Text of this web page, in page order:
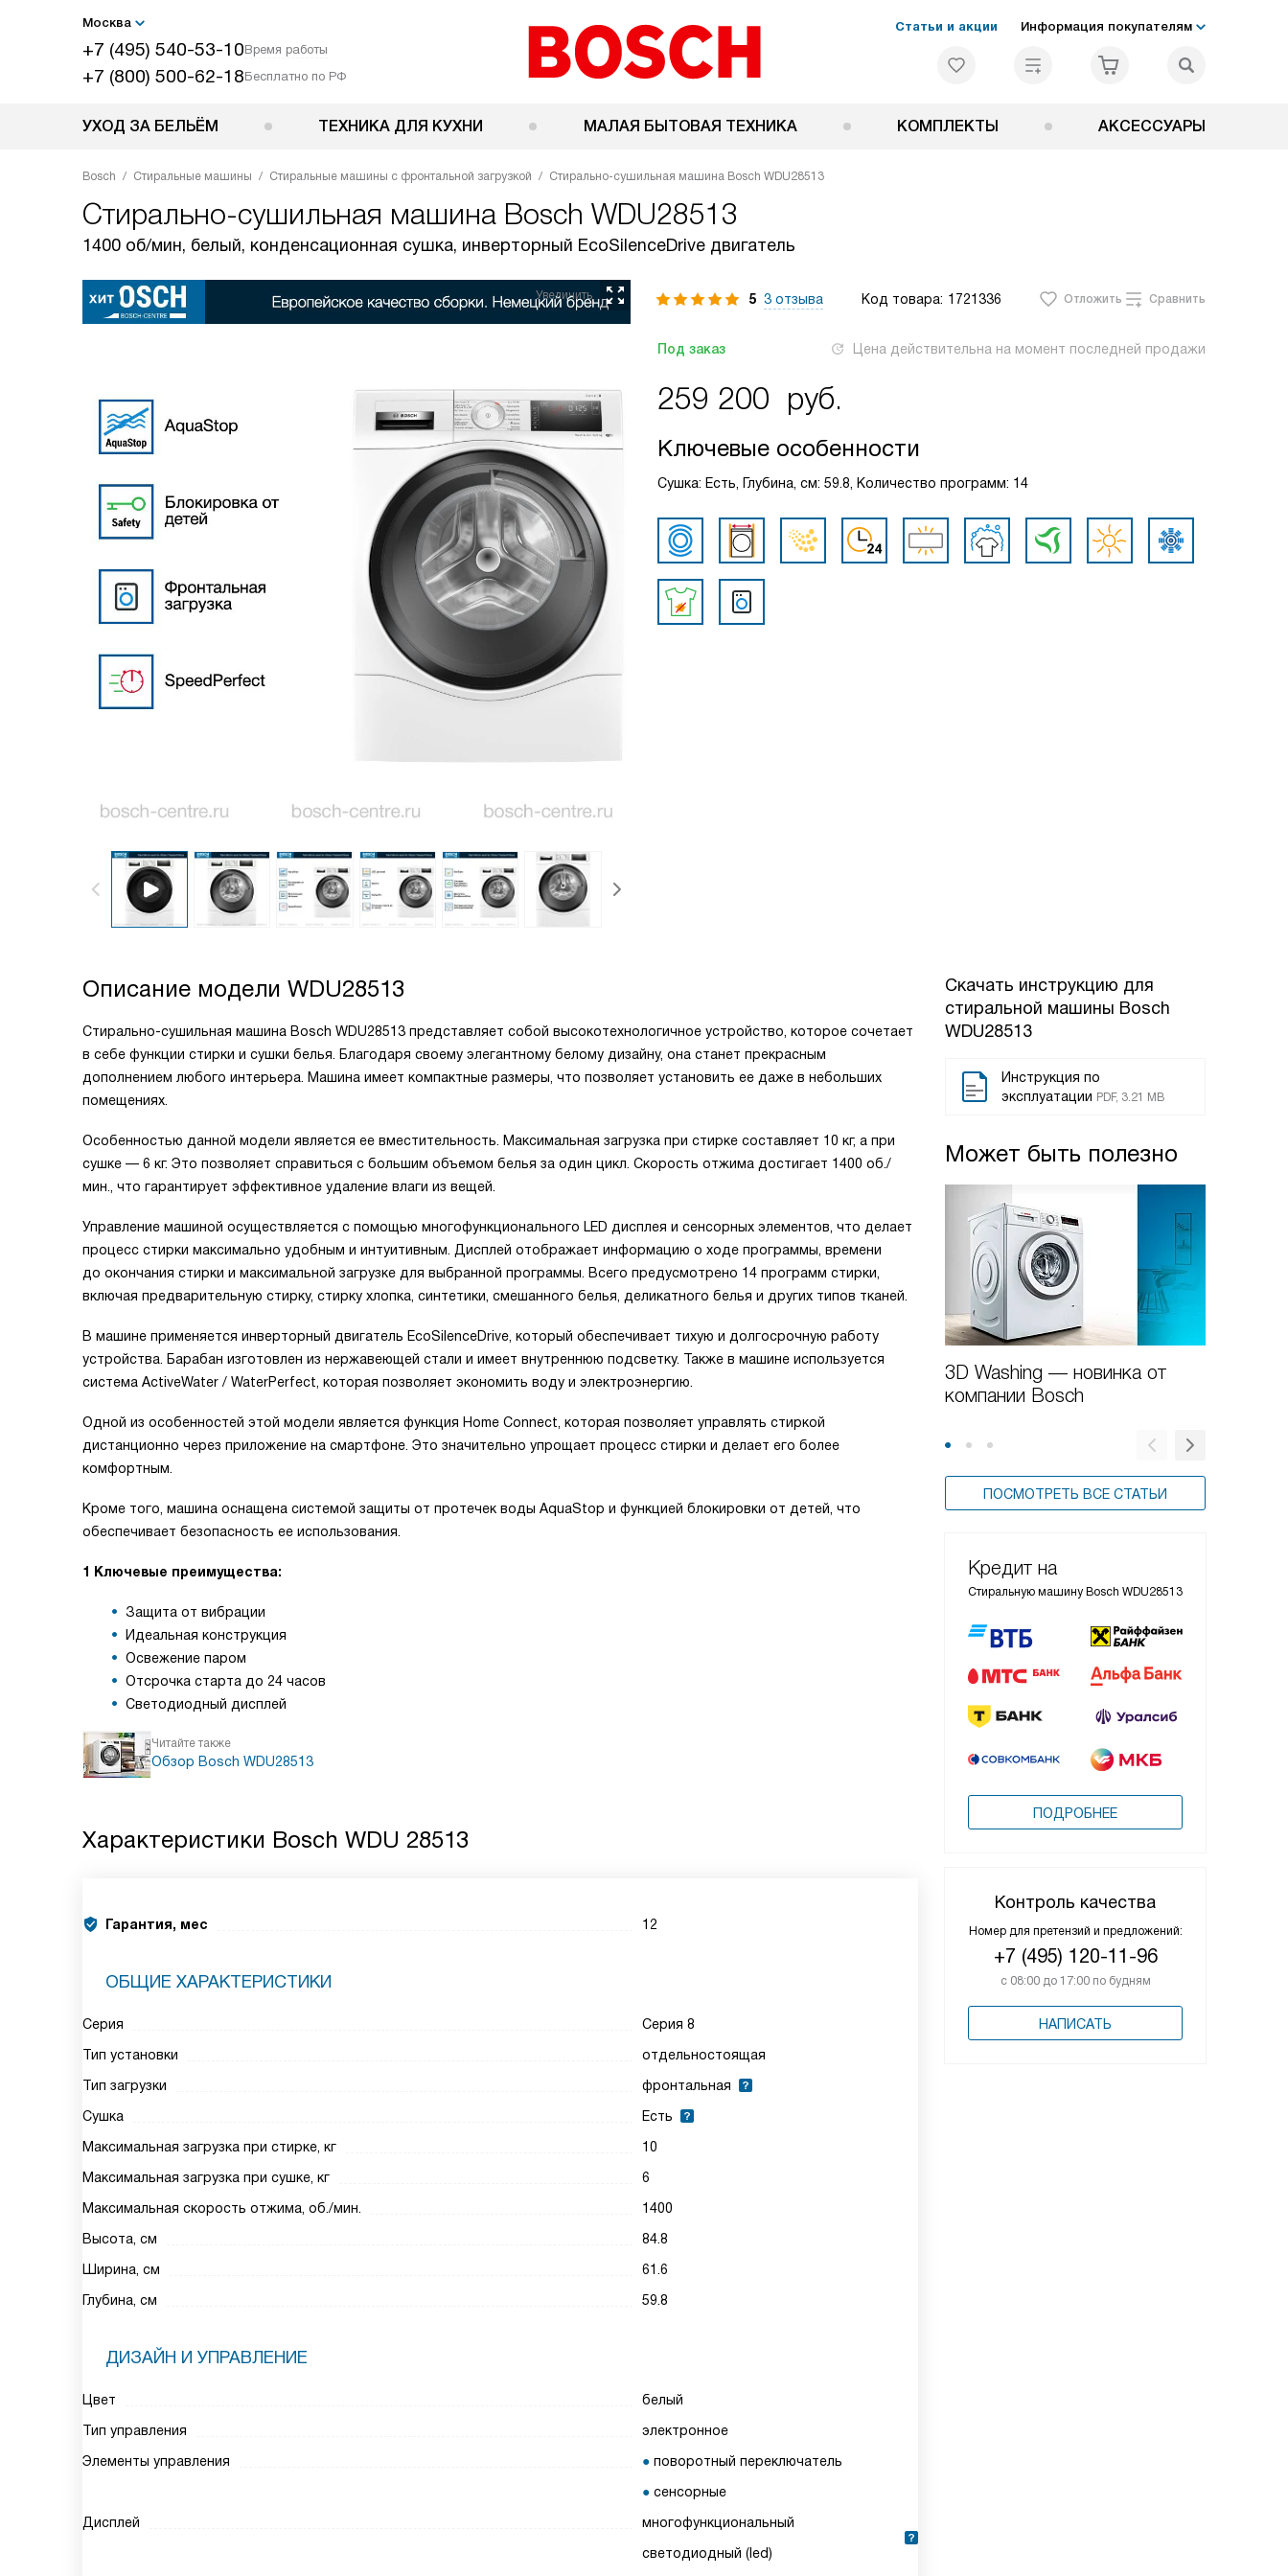
Москва
+7 (495) 540-53-10Время работы
+7 (800) 500-62-18Бесплатно по РФ
Статьи и акции Информация покупателям
УХОД ЗА БЕЛЬЁМ ТЕХНИКА ДЛЯ КУХНИ МАЛАЯ БЫТОВАЯ ТЕХНИКА КОМПЛЕКТЫ АКСЕССУАРЫ
Bosch Стиральные машины Стиральные машины с фронтальной загрузкой Стирально-сушильная машина Bosch WDU28513
Стирально-сушильная машина Bosch WDU28513
1400 об/мин, белый, конденсационная сушка, инверторный EcoSilenceDrive двигатель
5 3 отзыва Код товара: 1721336 Отложить Сравнить
Под заказ Цена действительна на момент последней продажи
259 200 руб.
Ключевые особенности
Сушка: Есть, Глубина, см: 59.8, Количество программ: 14
Скачать инструкцию для
стиральной машины Bosch
WDU28513
Инструкция по
эксплуатации PDF, 3.21 MB
Может быть полезно
3D Washing — новинка от
компании Bosch
ПОСМОТРЕТЬ ВСЕ СТАТЬИ
Кредит на
Стиральную машину Bosch WDU28513
ПОДРОБНЕЕ
Контроль качества
Номер для претензий и предложений:
+7 (495) 120-11-96
с 08:00 до 17:00 по будням
НАПИСАТЬ
Описание модели WDU28513
Стирально-сушильная машина Bosch WDU28513 представляет собой высокотехнологичное устройство, которое сочетает
в себе функции стирки и сушки белья. Благодаря своему элегантному белому дизайну, она станет прекрасным
дополнением любого интерьера. Машина имеет компактные размеры, что позволяет установить ее даже в небольших
помещениях.
Особенностью данной модели является ее вместительность. Максимальная загрузка при стирке составляет 10 кг, а при
сушке — 6 кг. Это позволяет справиться с большим объемом белья за один цикл. Скорость отжима достигает 1400 об./
мин., что гарантирует эффективное удаление влаги из вещей.
Управление машиной осуществляется с помощью многофункционального LED дисплея и сенсорных элементов, что делает
процесс стирки максимально удобным и интуитивным. Дисплей отображает информацию о ходе программы, времени
до окончания стирки и максимальной загрузке для выбранной программы. Всего предусмотрено 14 программ стирки,
включая предварительную стирку, стирку хлопка, синтетики, смешанного белья, деликатного белья и других типов тканей.
В машине применяется инверторный двигатель EcoSilenceDrive, который обеспечивает тихую и долгосрочную работу
устройства. Барабан изготовлен из нержавеющей стали и имеет внутреннюю подсветку. Также в машине используется
система ActiveWater / WaterPerfect, которая позволяет экономить воду и электроэнергию.
Одной из особенностей этой модели является функция Home Connect, которая позволяет управлять стиркой
дистанционно через приложение на смартфоне. Это значительно упрощает процесс стирки и делает его более
комфортным.
Кроме того, машина оснащена системой защиты от протечек воды AquaStop и функцией блокировки от детей, что
обеспечивает безопасность ее использования.
1 Ключевые преимущества:
Защита от вибрации
Идеальная конструкция
Освежение паром
Отсрочка старта до 24 часов
Светодиодный дисплей
Читайте также
Обзор Bosch WDU28513
Характеристики Bosch WDU 28513
Гарантия, мес 12
ОБЩИЕ ХАРАКТЕРИСТИКИ
Серия
Серия 8
Тип установки
отдельностоящая
Тип загрузки
фронтальная
Сушка
Есть
Максимальная загрузка при стирке, кг
10
Максимальная загрузка при сушке, кг
6
Максимальная скорость отжима, об./мин.
1400
Высота, см
84.8
Ширина, см
61.6
Глубина, см
59.8
ДИЗАЙН И УПРАВЛЕНИЕ
Цвет
белый
Тип управления
электронное
Элементы управления
поворотный переключатель
сенсорные
Дисплей
многофункциональный
светодиодный (led)